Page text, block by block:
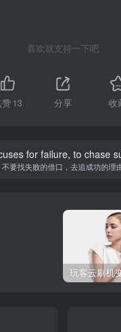
喜欢就支持一下吧
赞13 分享 收
for failure, to chase
不要找失败的借口，去追成功的理